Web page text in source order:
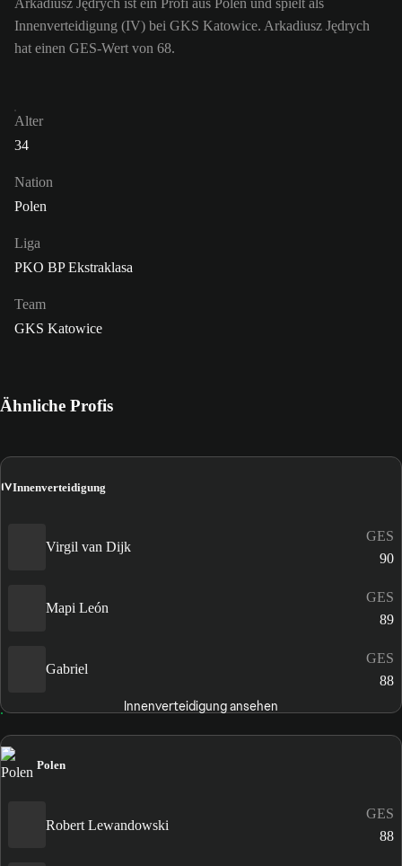
Arkadiusz Jędrych ist ein Profi aus Polen und spielt als
Innenverteidigung (IV) bei GKS Katowice. Arkadiusz Jędrych
hat einen GES-Wert von 68.
Alter
34
Nation
Polen
Liga
PKO BP Ekstraklasa
Team
GKS Katowice
Ähnliche Profis
IVInnenverteidigung
Virgil van Dijk
GES
90
Mapi León
GES
89
Gabriel
GES
88
Innenverteidigung ansehen
Polen
Robert Lewandowski
GES
88